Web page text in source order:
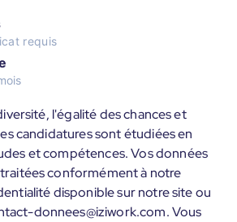
requis
l'égalité des chances et
candidatures sont étudiées en
et compétences. Vos données
conformément à notre
disponible sur notre site ou
donnees@iziwork.com. Vous